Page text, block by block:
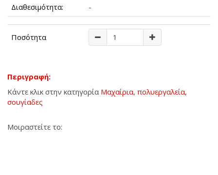
Διαθεσιμότητα:
-
Ποσότητα
Περιγραφή:
Κάντε κλικ στην κατηγορία Μαχαίρια, πολυεργαλεία,
σουγίαδες
Μοιραστείτε το: